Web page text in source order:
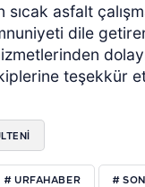
sıcak asfalt
dile
teşekkür
# URFAHABER #